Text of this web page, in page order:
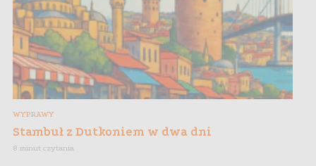
WYPRAWY
Stambuł z Dutkoniem w dwa dni
8 minut czytania